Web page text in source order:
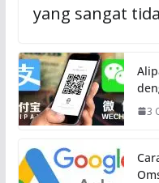
yang sangat
3